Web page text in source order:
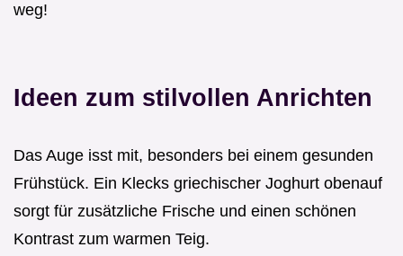
weg!
Ideen zum stilvollen Anrichten
Das Auge isst mit, besonders bei einem gesunden
Frühstück. Ein Klecks griechischer Joghurt obenauf
sorgt für zusätzliche Frische und einen schönen
Kontrast zum warmen Teig.